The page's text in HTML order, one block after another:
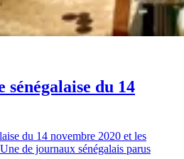
sénégalaise du 14
du 14 novembre 2020 et les
de journaux sénégalais parus